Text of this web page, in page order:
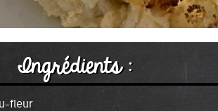
Ingrédients :
fleur